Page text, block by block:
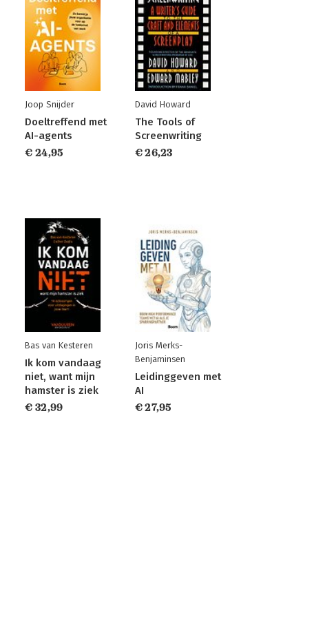
Joop Snijder
Doeltreffend met
AI-agents
€ 24,95
David Howard
The Tools of
Screenwriting
€ 26,23
Bas van Kesteren
Ik kom vandaag
niet, want mijn
hamster is ziek
€ 32,99
Joris Merks-
Benjaminsen
Leidinggeven met
AI
€ 27,95